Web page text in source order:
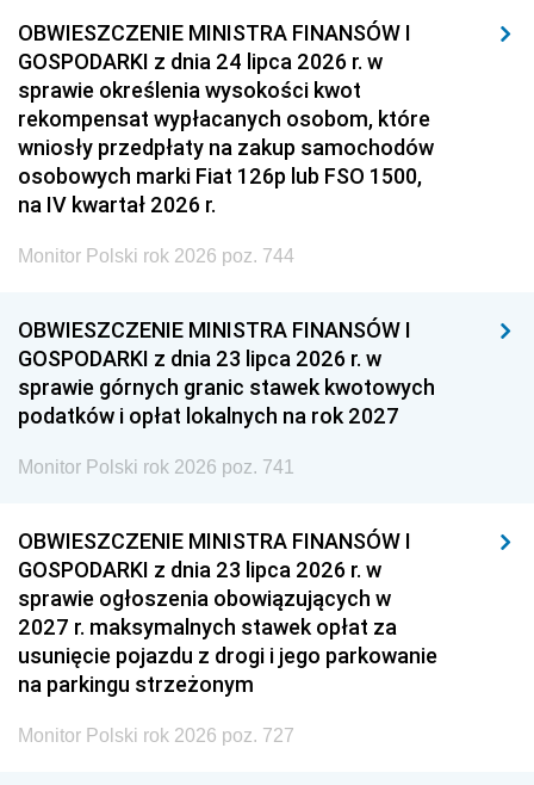
OBWIESZCZENIE MINISTRA FINANSÓW I
GOSPODARKI z dnia 24 lipca 2026 r. w
sprawie określenia wysokości kwot
rekompensat wypłacanych osobom, które
wniosły przedpłaty na zakup samochodów
osobowych marki Fiat 126p lub FSO 1500,
na IV kwartał 2026 r.
Monitor Polski rok 2026 poz. 744
OBWIESZCZENIE MINISTRA FINANSÓW I
GOSPODARKI z dnia 23 lipca 2026 r. w
sprawie górnych granic stawek kwotowych
podatków i opłat lokalnych na rok 2027
Monitor Polski rok 2026 poz. 741
OBWIESZCZENIE MINISTRA FINANSÓW I
GOSPODARKI z dnia 23 lipca 2026 r. w
sprawie ogłoszenia obowiązujących w
2027 r. maksymalnych stawek opłat za
usunięcie pojazdu z drogi i jego parkowanie
na parkingu strzeżonym
Monitor Polski rok 2026 poz. 727